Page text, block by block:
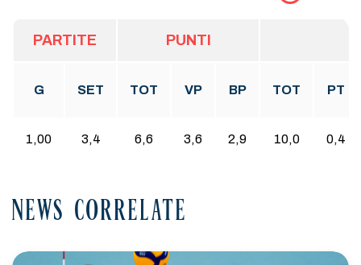
PARTITE PUNTI
G SET TOT VP BP TOT PT
1,00 3,4 6,6 3,6 2,9 10,0 0,4
NEWS CORRELATE